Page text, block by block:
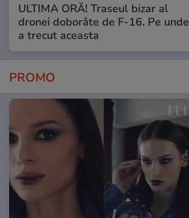
ULTIMA ORĂ! Traseul bizar al
dronei doborâte de F-16. Pe unde
a trecut aceasta
PROMO